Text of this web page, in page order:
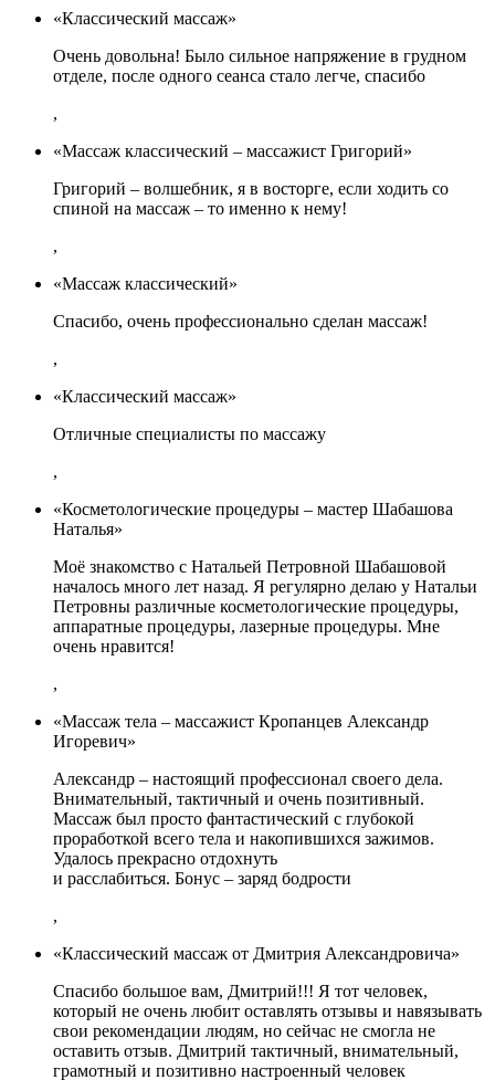
«Классический массаж»
Очень довольна! Было сильное напряжение в грудном
отделе, после одного сеанса стало легче, спасибо
,
«Массаж классический – массажист Григорий»
Григорий – волшебник, я в восторге, если ходить со
спиной на массаж – то именно к нему!
,
«Массаж классический»
Спасибо, очень профессионально сделан массаж!
,
«Классический массаж»
Отличные специалисты по массажу
,
«Косметологические процедуры – мастер Шабашова
Наталья»
Моё знакомство с Натальей Петровной Шабашовой
началось много лет назад. Я регулярно делаю у Натальи
Петровны различные косметологические процедуры,
аппаратные процедуры, лазерные процедуры. Мне
очень нравится!
,
«Массаж тела – массажист Кропанцев Александр
Игоревич»
Александр – настоящий профессионал своего дела.
Внимательный, тактичный и очень позитивный.
Массаж был просто фантастический с глубокой
проработкой всего тела и накопившихся зажимов.
Удалось прекрасно отдохнуть
и расслабиться. Бонус – заряд бодрости
,
«Классический массаж от Дмитрия Александровича»
Спасибо большое вам, Дмитрий!!! Я тот человек,
который не очень любит оставлять отзывы и навязывать
свои рекомендации людям, но сейчас не смогла не
оставить отзыв. Дмитрий тактичный, внимательный,
грамотный и позитивно настроенный человек